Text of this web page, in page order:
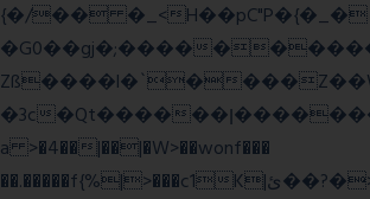
{�/�� �_<H��pC"P�{�_�
�G0��gj�;����
Zß����l�`�
�3c�Qt������ן��������|{�c:�
a >�4��|��|�W>��wonf���
��.�����f{%|>���c1K|ئ��?�>����?